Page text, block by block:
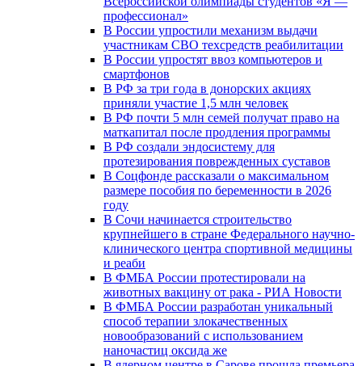
профессионал»
В России упростили механизм выдачи
участникам СВО техсредств реабилитации
В России упростят ввоз компьютеров и
смартфонов
В РФ за три года в донорских акциях
приняли участие 1,5 млн человек
В РФ почти 5 млн семей получат право на
маткапитал после продления программы
В РФ создали эндосистему для
протезирования поврежденных суставов
В Соцфонде рассказали о максимальном
размере пособия по беременности в 2026
году
В Сочи начинается строительство
крупнейшего в стране Федерального научно-
клинического центра спортивной медицины
и реаби
В ФМБА России протестировали на
животных вакцину от рака - РИА Новости
В ФМБА России разработан уникальный
способ терапии злокачественных
новообразований с использованием
наночастиц оксида же